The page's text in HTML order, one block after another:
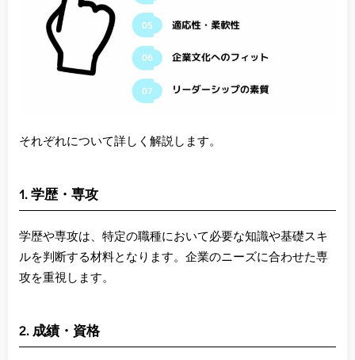
それぞれについて詳しく解説します。
1. 学歴・専攻
学歴や専攻は、特定の職種において必要な知識や基礎スキ
ルを判断する材料となります。企業のニーズに合わせた専
攻を重視します。
2. 成績・資格